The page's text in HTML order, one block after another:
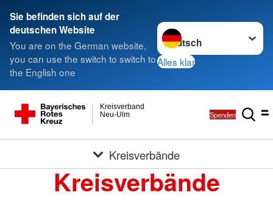
Sie befinden sich auf der
deutschen Website
You are on the German website,
you can use the switch to switch to
the English one
Sprache wechseln zu
Alles klar
Neu-Ulm
Kreisverband
Spenden
Kreisverbände
Kreisverbände